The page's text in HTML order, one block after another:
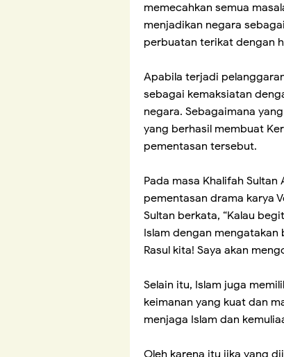
memecahkan semua
menjadikan negara
perbuatan terikat dengan
Apabila terjadi
sebagai kemaksiatan
negara. Sebagaimana
yang berhasil membuat
pementasan tersebut.
Pada masa Khalifah
pementasan drama karya
Sultan berkata, “Kalau
Islam dengan
Rasul kita! Saya akan
Selain itu, Islam juga
keimanan yang kuat dan
menjaga Islam dan